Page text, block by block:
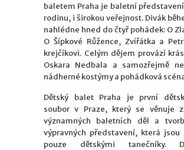
baletem Praha je baletní
rodinu, i širokou veřejnost. Divák
nahlédne hned do čtyř pohádek: O
O Šípkové Růžence, Zvířátka a
krejčíkovi. Celým dějem provází
Oskara Nedbala a samozřejmě
nádherné kostýmy a pohádková
Dětský balet Praha je první
soubor v Praze, který se věnuje
významných baletních děl a
výpravných představení, která jsou
pouze dětskými tanečníky.